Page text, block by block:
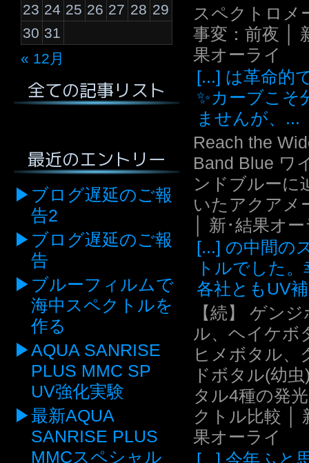
« 12月
23 24 25 26 27 28 29
30 31
全ての記事リスト
最近のエントリー
ブログ遅延のご報
告2
ブログ遅延のご報
告
ブルーフィルムで
海中スペクトルを
作る
AQUA SANRISE
PLUS MMC SP
UV強化実験
最新AQUA
SANRISE PLUS
MMCスペシャル
スペクトロメ
事変：前夜 │
果オーライ
[...] は革命的
✨カーブこそ
ませんが、...
Reach the
Band Blue ワ
ンドブルーに
いたアクアメ
│ 新･結果オ
[...] の中間の
トルでした
各社ともUV
【続】 ゲン
ル、ヘイケボ
ヒメボタル、
ドボタル(幼
タル4種の発
クトル比較 │
果オーライ
[...] 今年ふと